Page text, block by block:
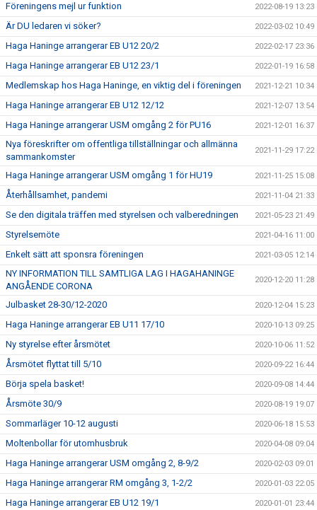
Föreningens mejl ur funktion 2022-08-19 13:23
Är DU ledaren vi söker? 2022-03-02 10:49
Haga Haninge arrangerar EB U12 20/2 2022-02-17 23:36
Haga Haninge arrangerar EB U12 23/1 2022-01-19 16:58
Medlemskap hos Haga Haninge, en viktig del i föreningen 2021-12-21 10:34
Haga Haninge arrangerar EB U12 12/12 2021-12-07 13:54
Haga Haninge arrangerar USM omgång 2 för PU16 2021-12-01 16:37
Nya föreskrifter om offentliga tillställningar och allmänna
sammankomster
2021-11-29 17:22
Haga Haninge arrangerar USM omgång 1 för HU19 2021-11-25 15:08
Återhållsamhet, pandemi 2021-11-04 21:33
Se den digitala träffen med styrelsen och valberedningen 2021-05-23 21:49
Styrelsemöte 2021-04-16 11:00
Enkelt sätt att sponsra föreningen 2021-03-05 12:14
NY INFORMATION TILL SAMTLIGA LAG I HAGAHANINGE
ANGÅENDE CORONA
2020-12-20 11:28
Julbasket 28-30/12-2020 2020-12-04 15:23
Haga Haninge arrangerar EB U11 17/10 2020-10-13 09:25
Ny styrelse efter årsmötet 2020-10-06 11:52
Årsmötet flyttat till 5/10 2020-09-22 16:44
Börja spela basket! 2020-09-08 14:44
Årsmöte 30/9 2020-08-19 19:07
Sommarläger 10-12 augusti 2020-06-18 15:53
Moltenbollar för utomhusbruk 2020-04-08 09:04
Haga Haninge arrangerar USM omgång 2, 8-9/2 2020-02-03 09:01
Haga Haninge arrangerar RM omgång 3, 1-2/2 2020-01-03 22:05
Haga Haninge arrangerar EB U12 19/1 2020-01-01 23:44